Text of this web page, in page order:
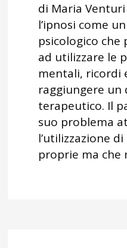
di Maria
l’ipnosi come
psicologico
ad utilizzare le
mentali, ricordi
raggiungere
terapeutico. Il
suo problema
l’utilizzazione
proprie ma che